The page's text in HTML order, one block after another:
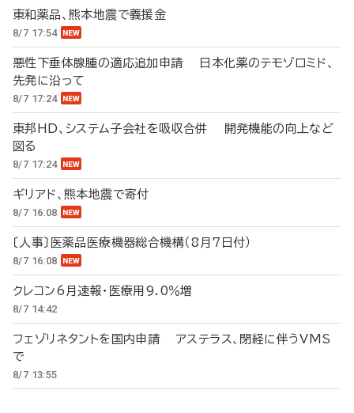
東和薬品、熊本地震で義援金
8/7 17:54
悪性下垂体腺腫の適応追加申請 日本化薬のテモゾロミド、
先発に沿って
8/7 17:24
東邦HD、システム子会社を吸収合併 開発機能の向上など
図る
8/7 17:24
ギリアド、熊本地震で寄付
8/7 16:08
〔人事〕医薬品医療機器総合機構（8月7日付）
8/7 16:08
クレコン6月速報・医療用9.0％増
8/7 14:42
フェゾリネタントを国内申請 アステラス、閉経に伴うVMS
で
8/7 13:55